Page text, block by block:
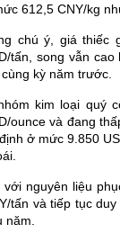
612,5 CNY/kg
chú ý, giá thiếc
tấn, song vẫn
kỳ năm trước.
kim loại quý
ounce và đang
ở mức 9.850
với nguyên liệu
tấn và tiếp tục
năm.